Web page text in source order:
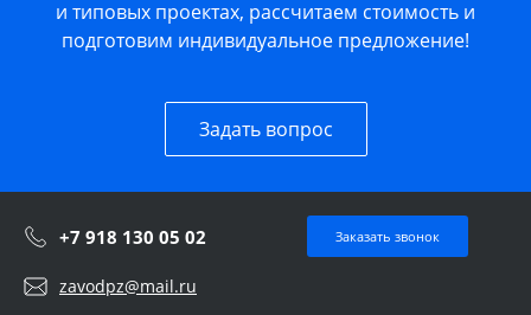
и типовых проектах, рассчитаем стоимость и
подготовим индивидуальное предложение!
Задать вопрос
+7 918 130 05 02 Заказать звонок
zavodpz@mail.ru